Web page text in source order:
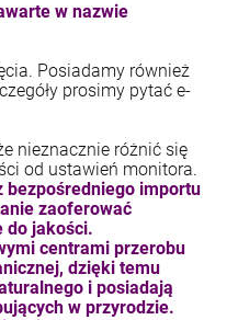
w nazwie
Posiadamy również
prosimy pytać e-
nieznacznie różnić się
od ustawień monitora.
bezpośredniego importu
zaoferować
do jakości.
centrami przerobu
dzięki temu
i posiadają
w przyrodzie.